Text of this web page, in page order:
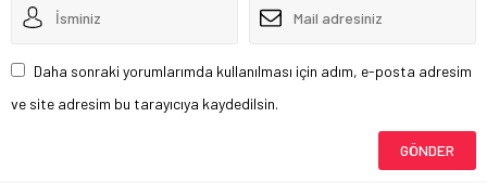
Daha sonraki yorumlarımda kullanılması için adım, e-posta adresim
ve site adresim bu tarayıcıya kaydedilsin.